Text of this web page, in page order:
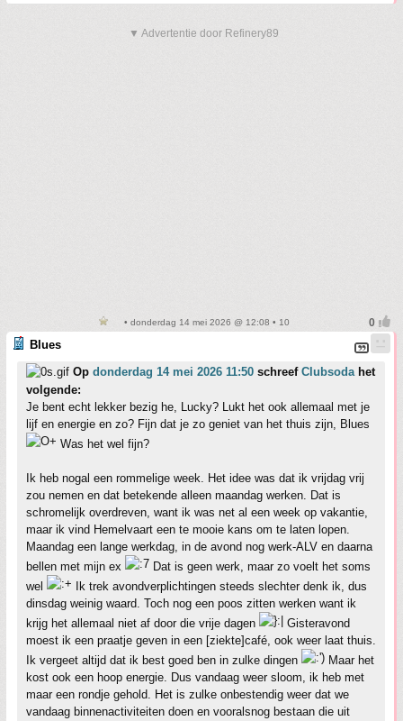
▼ Advertentie door Refinery89
• donderdag 14 mei 2026 @ 12:08 • 10
Blues
Op donderdag 14 mei 2026 11:50 schreef Clubsodahet
volgende:
Je bent echt lekker bezig he, Lucky? Lukt het ook allemaal met je
lijf en energie en zo? Fijn dat je zo geniet van het thuis zijn, Blues
Was het wel fijn?
Ik heb nogal een rommelige week. Het idee was dat ik vrijdag vrij
zou nemen en dat betekende alleen maandag werken. Dat is
schromelijk overdreven, want ik was net al een week op vakantie,
maar ik vind Hemelvaart een te mooie kans om te laten lopen.
Maandag een lange werkdag, in de avond nog werk-ALV en daarna
bellen met mijn ex
Dat is geen werk, maar zo voelt het soms
wel
Ik trek avondverplichtingen steeds slechter denk ik, dus
dinsdag weinig waard. Toch nog een poos zitten werken want ik
krijg het allemaal niet af door die vrije dagen
Gisteravond
moest ik een praatje geven in een [ziekte]café, ook weer laat thuis.
Ik vergeet altijd dat ik best goed ben in zulke dingen
Maar het
kost ook een hoop energie. Dus vandaag weer sloom, ik heb met
maar een rondje gehold. Het is zulke onbestendig weer dat we
vandaag binnenactiviteiten doen en vooralsnog bestaan die uit